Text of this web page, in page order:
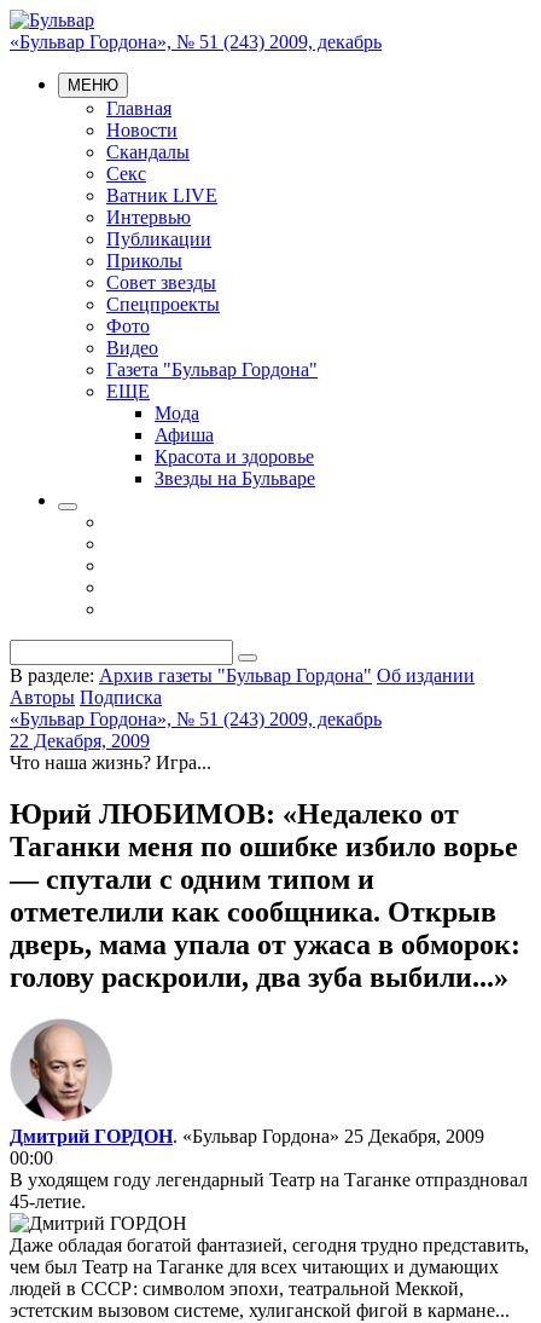
«Бульвар Гордона», № 51 (243) 2009, декабрь
МЕНЮ
Главная
Новости
Скандалы
Секс
Ватник LIVE
Интервью
Публикации
Приколы
Совет звезды
Спецпроекты
Фото
Видео
Газета "Бульвар Гордона"
ЕЩЕ
Мода
Афиша
Красота и здоровье
Звезды на Бульваре
В разделе: Архив газеты "Бульвар Гордона" Об издании
Авторы Подписка
«Бульвар Гордона», № 51 (243) 2009, декабрь
22 Декабря, 2009
Что наша жизнь? Игра...
Юрий ЛЮБИМОВ: «Недалеко от
Таганки меня по ошибке избило ворье
— спутали с одним типом и
отметелили как сообщника. Открыв
дверь, мама упала от ужаса в обморок:
голову раскроили, два зуба выбили...»
Дмитрий ГОРДОН. «Бульвар Гордона» 25 Декабря, 2009
00:00
В уходящем году легендарный Театр на Таганке отпраздновал
45-летие.
Даже обладая богатой фантазией, сегодня трудно представить,
чем был Театр на Таганке для всех читающих и думающих
людей в СССР: символом эпохи, театральной Меккой,
эстетским вызовом системе, хулиганской фигой в кармане...